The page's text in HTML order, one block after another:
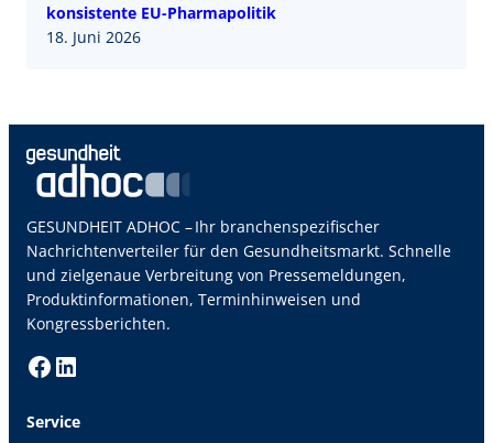
konsistente EU-Pharmapolitik
18. Juni 2026
GESUNDHEIT ADHOC – Ihr branchenspezifischer
Nachrichtenverteiler für den Gesundheitsmarkt. Schnelle
und zielgenaue Verbreitung von Pressemeldungen,
Produktinformationen, Terminhinweisen und
Kongressberichten.
Facebook LinkedIn
Service